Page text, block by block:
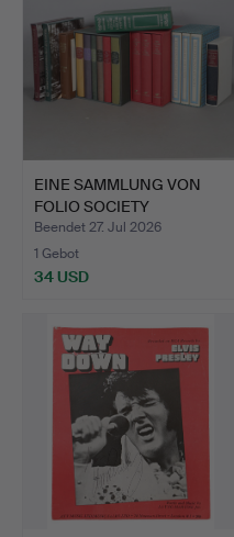
EINE SAMMLUNG VON
FOLIO SOCIETY
BÜCHERN (A…
Beendet 27. Jul 2026
1 Gebot
34 USD